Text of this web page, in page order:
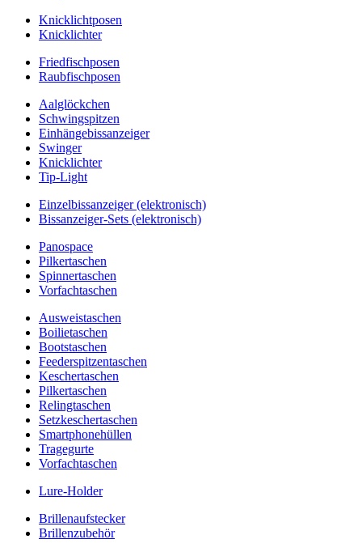
Knicklichtposen
Knicklichter
Friedfischposen
Raubfischposen
Aalglöckchen
Schwingspitzen
Einhängebissanzeiger
Swinger
Knicklichter
Tip-Light
Einzelbissanzeiger (elektronisch)
Bissanzeiger-Sets (elektronisch)
Panospace
Pilkertaschen
Spinnertaschen
Vorfachtaschen
Ausweistaschen
Boilietaschen
Bootstaschen
Feederspitzentaschen
Keschertaschen
Pilkertaschen
Relingtaschen
Setzkeschertaschen
Smartphonehüllen
Tragegurte
Vorfachtaschen
Lure-Holder
Brillenaufstecker
Brillenzubehör